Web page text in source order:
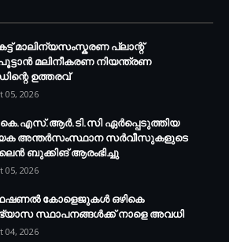
മാലിന്യസംസ്കരണ പ്ലാന്റ്
മലിനീകരണ നിയന്ത്രണ
ഉത്തരവ്
05, 2026
ഏർപ്പെടുത്തിയ
അന്തർസംസ്ഥാന സർവീസുകളുടെ
ബുക്കിങ് ആരംഭിച്ചു
05, 2026
കോളെജുകൾ ഒഴികെ
സ്ഥാപനങ്ങൾക്ക് നാളെ അവധി
04, 2026